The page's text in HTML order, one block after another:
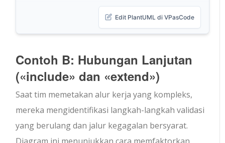
Edit PlantUML di VPasCode
Contoh B: Hubungan Lanjutan
(«include» dan «extend»)
Saat tim memetakan alur kerja yang kompleks,
mereka mengidentifikasi langkah-langkah validasi
yang berulang dan jalur kegagalan bersyarat.